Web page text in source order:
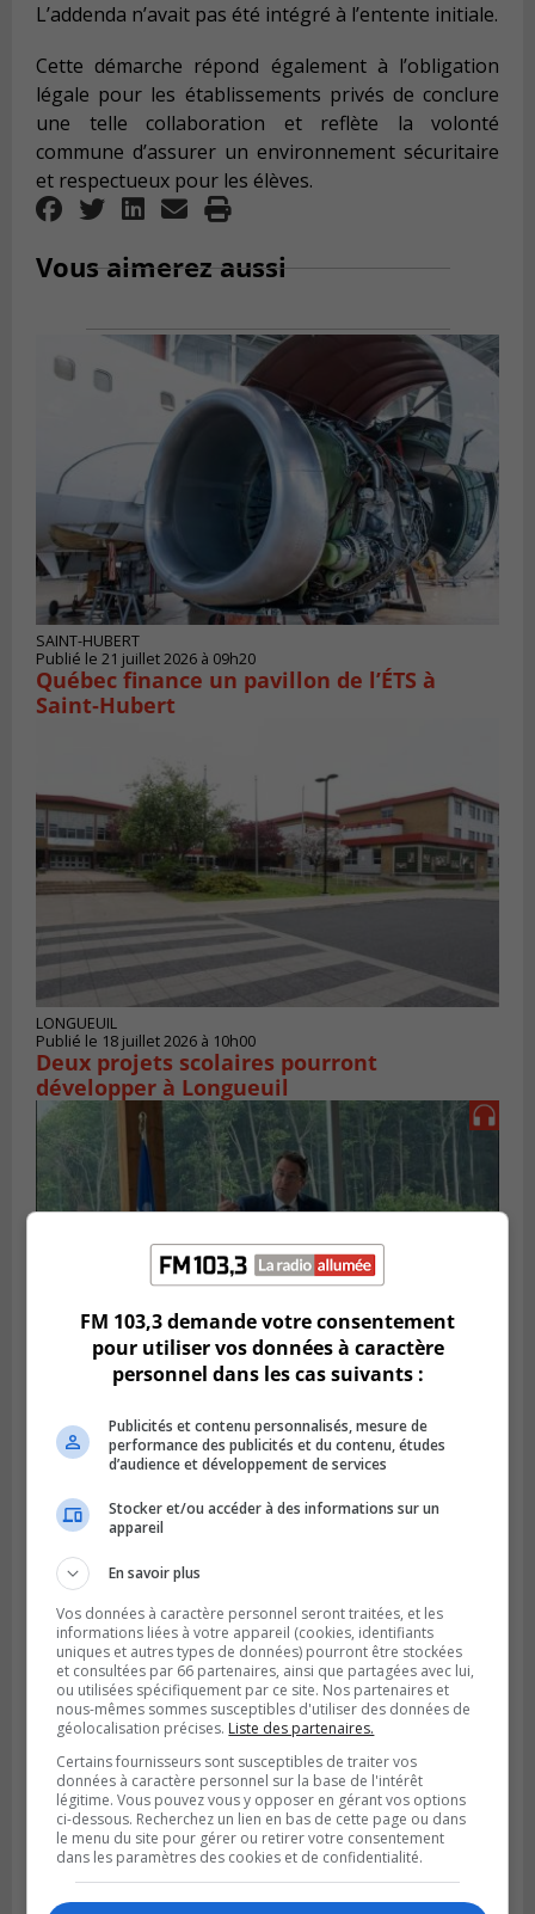
L’addenda n’avait pas été intégré à l’entente initiale.
Cette démarche répond également à l’obligation
légale pour les établissements privés de conclure
une telle collaboration et reflète la volonté
commune d’assurer un environnement sécuritaire
et respectueux pour les élèves.
Vous aimerez aussi
SAINT-HUBERT
Publié le 21 juillet 2026 à 09h20
Québec finance un pavillon de l’ÉTS à
Saint‑Hubert
LONGUEUIL
Publié le 18 juillet 2026 à 10h00
Deux projets scolaires pourront
développer à Longueuil
Publié le 14 juillet 2026 à 04h58
L’ÉNA de Saint-Hubert pourrait vivre une
forte croissance
BOUCHERVILLE
Publié le 13 juillet 2026 à 10h43
Boucherville et le CSSP discutent d’une
Planification scolaire
FM 103,3 demande votre consentement
pour utiliser vos données à caractère
personnel dans les cas suivants :
Publicités et contenu personnalisés, mesure de
performance des publicités et du contenu, études
d’audience et développement de services
Stocker et/ou accéder à des informations sur un
appareil
En savoir plus
Vos données à caractère personnel seront traitées, et les
informations liées à votre appareil (cookies, identifiants
uniques et autres types de données) pourront être stockées
et consultées par 66 partenaires, ainsi que partagées avec lui,
ou utilisées spécifiquement par ce site. Nos partenaires et
nous-mêmes sommes susceptibles d'utiliser des données de
géolocalisation précises. Liste des partenaires.
Certains fournisseurs sont susceptibles de traiter vos
données à caractère personnel sur la base de l'intérêt
légitime. Vous pouvez vous y opposer en gérant vos options
ci-dessous. Recherchez un lien en bas de cette page ou dans
le menu du site pour gérer ou retirer votre consentement
dans les paramètres des cookies et de confidentialité.